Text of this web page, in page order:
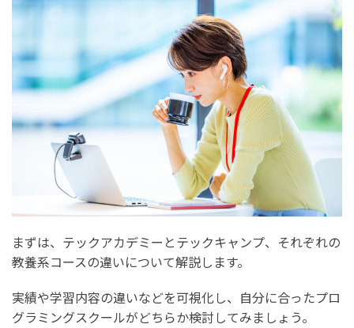
まずは、テックアカデミーとテックキャンプ、それぞれの
教養系コースの違いについて解説します。
実績や学習内容の違いなどを可視化し、自分に合ったプロ
グラミングスクールがどちらか検討してみましょう。